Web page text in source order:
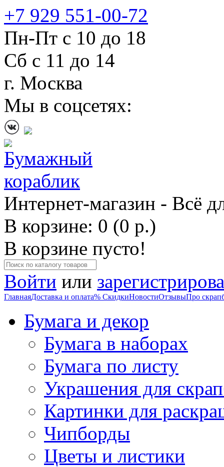
+7 929 551-00-72
Пн-Пт с 10 до 18
Сб с 11 до 14
г. Москва
Мы в соцсетях:
Интернет-магазин - Всё
В корзине: 0 (0 р.)
В корзине пусто!
Войти или
ГлавнаяДоставка и оплата% СкидкиНовостиОтзывыПро
Бумага и декор
Бумага в наборах
Бумага по листу
Украшения для
Картинки для
Чипборды
Цветы и листики